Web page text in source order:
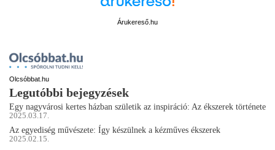
Árukereső.hu
Olcsóbbat.hu
Legutóbbi bejegyzések
Egy nagyvárosi kertes házban születik az inspiráció: Az ékszerek története
2025.03.17.
Az egyediség művészete: Így készülnek a kézműves ékszerek
2025.02.15.